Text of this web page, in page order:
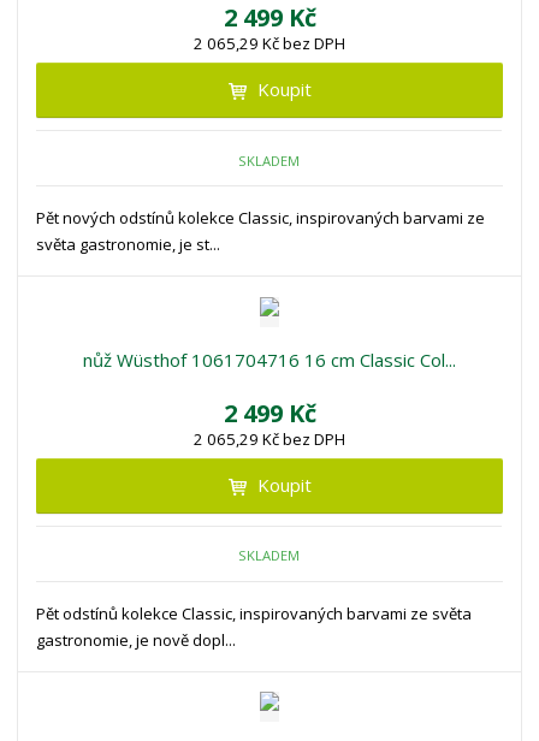
2 499 Kč
2 065,29 Kč bez DPH
Koupit
SKLADEM
Pět nových odstínů kolekce Classic, inspirovaných barvami ze
světa gastronomie, je st...
nůž Wüsthof 1061704716 16 cm Classic Col...
2 499 Kč
2 065,29 Kč bez DPH
Koupit
SKLADEM
Pět odstínů kolekce Classic, inspirovaných barvami ze světa
gastronomie, je nově dopl...